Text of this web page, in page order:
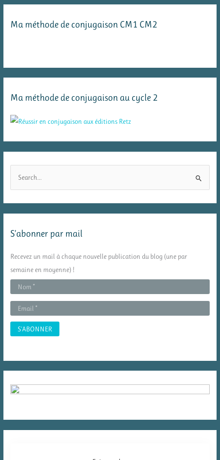
Ma méthode de conjugaison CM1 CM2
Ma méthode de conjugaison au cycle 2
r
:
S’abonner par mail
Recevez un mail à chaque nouvelle publication du blog (une par
semaine en moyenne) !